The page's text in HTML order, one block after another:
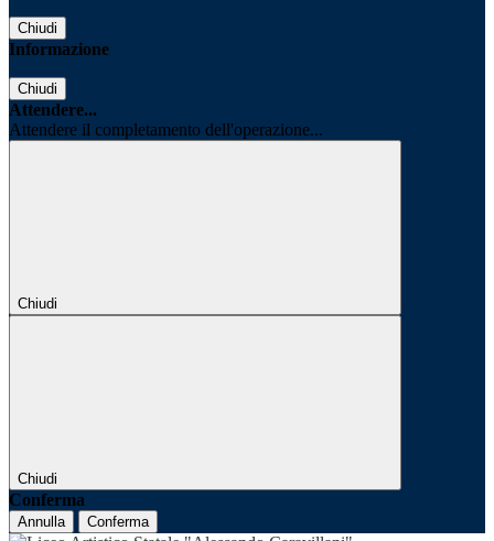
Chiudi
Informazione
Chiudi
Attendere...
Attendere il completamento dell'operazione...
Chiudi
Chiudi
Conferma
Annulla Conferma